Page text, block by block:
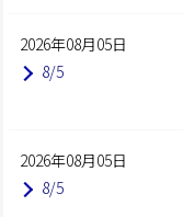
2026年08月05日
8/5
2026年08月05日
8/5